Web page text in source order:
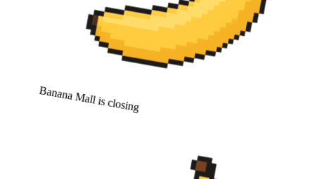
Banana Mall is closing